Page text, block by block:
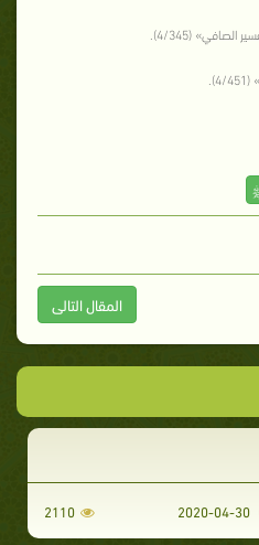
المقال التالى
2020-04-30
2110